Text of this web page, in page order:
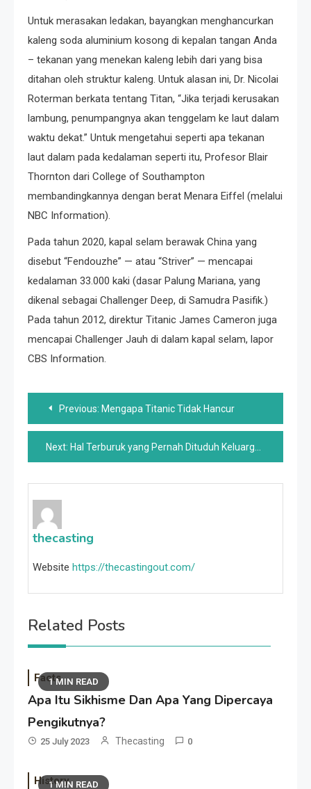
Untuk merasakan ledakan, bayangkan menghancurkan
kaleng soda aluminium kosong di kepalan tangan Anda
– tekanan yang menekan kaleng lebih dari yang bisa
ditahan oleh struktur kaleng. Untuk alasan ini, Dr. Nicolai
Roterman berkata tentang Titan, “Jika terjadi kerusakan
lambung, penumpangnya akan tenggelam ke laut dalam
waktu dekat.” Untuk mengetahui seperti apa tekanan
laut dalam pada kedalaman seperti itu, Profesor Blair
Thornton dari College of Southampton
membandingkannya dengan berat Menara Eiffel (melalui
NBC Information).
Pada tahun 2020, kapal selam berawak China yang
disebut “Fendouzhe” — atau “Striver” — mencapai
kedalaman 33.000 kaki (dasar Palung Mariana, yang
dikenal sebagai Challenger Deep, di Samudra Pasifik.)
Pada tahun 2012, direktur Titanic James Cameron juga
mencapai Challenger Jauh di dalam kapal selam, lapor
CBS Information.
Post
navigation
Previous: Mengapa Titanic Tidak Hancur
Next: Hal Terburuk yang Pernah Dituduh Keluarga Kennedy
thecasting
Website https://thecastingout.com/
Related Posts
1 MIN READ
Facts
Apa Itu Sikhisme Dan Apa Yang Dipercaya
Pengikutnya?
25 July 2023 Thecasting 0
1 MIN READ
History